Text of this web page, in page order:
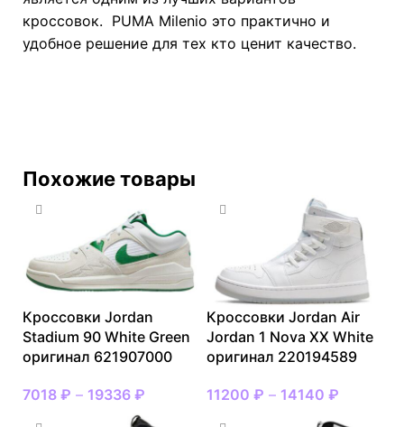
кроссовок. PUMA Milenio это практично и
удобное решение для тех кто ценит качество.
Похожие товары
Кроссовки Jordan
Stadium 90 White Green
оригинал 621907000
7018 ₽ – 19336 ₽
Кроссовки Jordan Air
Jordan 1 Nova XX White
оригинал 220194589
11200 ₽ – 14140 ₽